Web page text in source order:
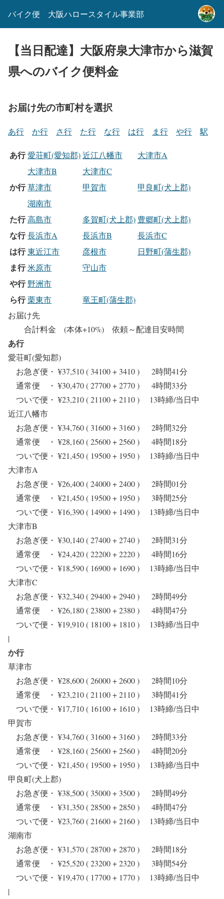
バイク便 大阪ハロースタイル事業部
【当日配達】大阪府泉大津市から滋賀
県へのバイク便料金
お届け先の市町村を選択
あ行 か行 さ行 た行 な行 は行 ま行 や行 駅
あ行愛荘町(愛知郡)近江八幡市
大津市A
大津市B
大津市C
か行草津市 甲賀市
甲良町(犬上郡)
湖南市
た行高島市 多賀町(犬上郡) 豊郷町(犬上郡)
な行長浜市A 長浜市B 長浜市C
は行東近江市 彦根市 日野町(蒲生郡)
ま行米原市 守山市
や行野洲市
ら行栗東市
竜王町(蒲生郡)
お届け先
合計料金 (本体+10%) 依頼～配達目安時間
あ行
愛荘町(愛知郡)
お急ぎ便・ ¥37,510 ( 34100 + 3410 ) 2時間41分
通常便 ・ ¥30,470 ( 27700 + 2770 ) 4時間33分
ついで便・ ¥23,210 ( 21100 + 2110 ) 13時締/当日中
近江八幡市
お急ぎ便・ ¥34,760 ( 31600 + 3160 ) 2時間32分
通常便 ・ ¥28,160 ( 25600 + 2560 ) 4時間18分
ついで便・ ¥21,450 ( 19500 + 1950 ) 13時締/当日中
大津市A
お急ぎ便・ ¥26,400 ( 24000 + 2400 ) 2時間01分
通常便 ・ ¥21,450 ( 19500 + 1950 ) 3時間25分
ついで便・ ¥16,390 ( 14900 + 1490 ) 13時締/当日中
大津市B
お急ぎ便・ ¥30,140 ( 27400 + 2740 ) 2時間31分
通常便 ・ ¥24,420 ( 22200 + 2220 ) 4時間16分
ついで便・ ¥18,590 ( 16900 + 1690 ) 13時締/当日中
大津市C
お急ぎ便・ ¥32,340 ( 29400 + 2940 ) 2時間49分
通常便 ・ ¥26,180 ( 23800 + 2380 ) 4時間47分
ついで便・ ¥19,910 ( 18100 + 1810 ) 13時締/当日中
|
か行
草津市
お急ぎ便・ ¥28,600 ( 26000 + 2600 ) 2時間10分
通常便 ・ ¥23,210 ( 21100 + 2110 ) 3時間41分
ついで便・ ¥17,710 ( 16100 + 1610 ) 13時締/当日中
甲賀市
お急ぎ便・ ¥34,760 ( 31600 + 3160 ) 2時間33分
通常便 ・ ¥28,160 ( 25600 + 2560 ) 4時間20分
ついで便・ ¥21,450 ( 19500 + 1950 ) 13時締/当日中
甲良町(犬上郡)
お急ぎ便・ ¥38,500 ( 35000 + 3500 ) 2時間49分
通常便 ・ ¥31,350 ( 28500 + 2850 ) 4時間47分
ついで便・ ¥23,760 ( 21600 + 2160 ) 13時締/当日中
湖南市
お急ぎ便・ ¥31,570 ( 28700 + 2870 ) 2時間18分
通常便 ・ ¥25,520 ( 23200 + 2320 ) 3時間54分
ついで便・ ¥19,470 ( 17700 + 1770 ) 13時締/当日中
|